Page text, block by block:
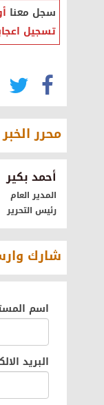
سجل معنا
تسجيل
محرر الخبر
أحمد بكير
المدير العام
رئيس التحرير
شارك
اسم
البريد